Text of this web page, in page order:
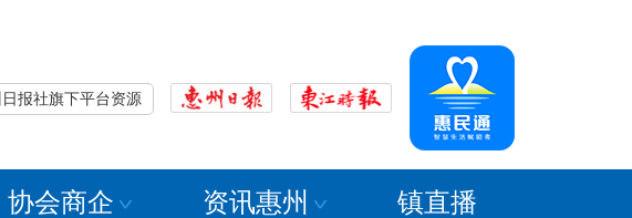
报社旗下平台资源
协会商企 资讯惠州 镇直播